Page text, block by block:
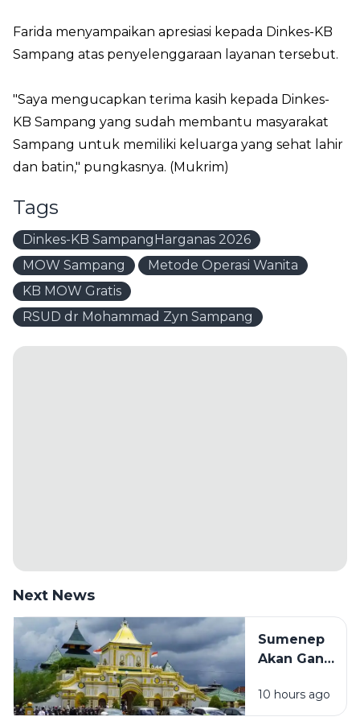
Farida menyampaikan apresiasi kepada Dinkes-KB
Sampang atas penyelenggaraan layanan tersebut.
"Saya mengucapkan terima kasih kepada Dinkes-
KB Sampang yang sudah membantu masyarakat
Sampang untuk memiliki keluarga yang sehat lahir
dan batin," pungkasnya. (Mukrim)
Tags
Dinkes-KB SampangHarganas 2026
MOW Sampang
Metode Operasi Wanita
KB MOW Gratis
RSUD dr Mohammad Zyn Sampang
Next News
Sumenep
Akan Ganti
Kabupaten
Kepulauan,
10 hours ago